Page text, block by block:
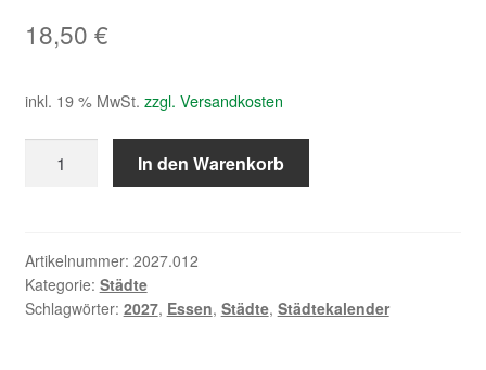
18,50 €
inkl. 19 % MwSt. zzgl. Versandkosten
gestern
In den Warenkorb
Artikelnummer: 2027.012
Kategorie: Städte
Schlagwörter: 2027, Essen, Städte, Städtekalender